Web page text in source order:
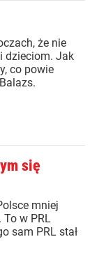
że nie
dzieciom. Jak
co powie
się
mniej
w PRL
sam PRL stał